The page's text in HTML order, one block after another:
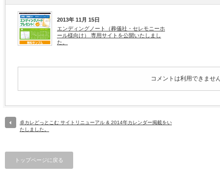
2013年 11月 15日
エンディングノート（葬儀社・セレモニーホ
ール様向け） 専用サイトを公開いたしまし
た。
コメントは利用できませ
卓カレどっとこむ サイトリニューアル & 2014年カレンダー掲載をい
たしました。
トップページに戻る